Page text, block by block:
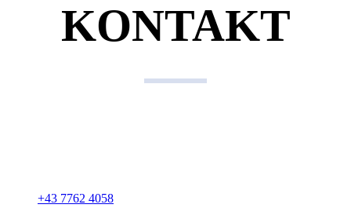
KONTAKT
+43 7762 4058